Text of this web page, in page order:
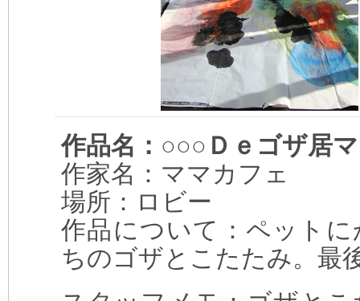
作品名：○○○Ｄｅゴザ居
作家名：ママカフェ
場所：ロビー
作品について：ペット
ちのゴザとこたたみ。最